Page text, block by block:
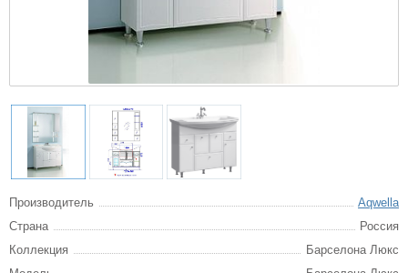
Производитель
Aqwella
Страна
Россия
Коллекция
Барселона Люкс